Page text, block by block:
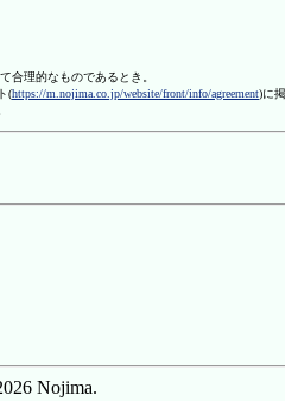
合理的なものであるとき。
(https://m.nojima.co.jp/website/front/info/agreement)に
Nojima.